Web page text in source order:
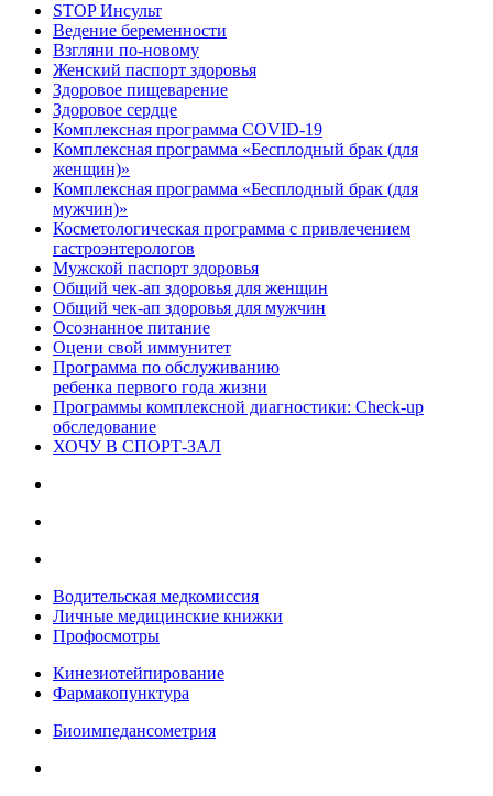
STOP Инсульт
Ведение беременности
Взгляни по-новому
Женский паспорт здоровья
Здоровое пищеварение
Здоровое сердце
Комплексная программа COVID-19
Комплексная программа «Бесплодный брак (для
женщин)»
Комплексная программа «Бесплодный брак (для
мужчин)»
Косметологическая программа с привлечением
гастроэнтерологов
Мужской паспорт здоровья
Общий чек-ап здоровья для женщин
Общий чек-ап здоровья для мужчин
Осознанное питание
Оцени свой иммунитет
Программа по обслуживанию
ребенка первого года жизни
Программы комплексной диагностики: Check-up
обследование
ХОЧУ В CПОРТ-ЗАЛ
Водительская медкомиссия
Личные медицинские книжки
Профосмотры
Кинезиотейпирование
Фармакопунктура
Биоимпедансометрия